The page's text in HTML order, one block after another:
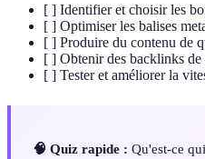
[ ] Identifier et choisir les
[ ] Optimiser les balises
[ ] Produire du contenu de
[ ] Obtenir des backlinks de
[ ] Tester et améliorer la
🧠 Quiz rapide : Qu'est-ce